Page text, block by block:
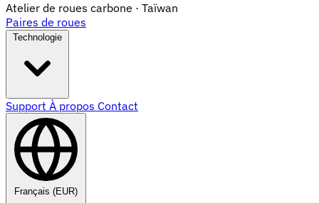
Atelier de roues carbone · Taïwan
Paires de roues
Technologie
Support À propos Contact